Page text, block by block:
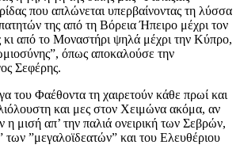
που απλώνεται υπερβαίνοντας τη λύσσα
της από τη Βόρεια Ήπειρο μέχρι τον
κι από το Μοναστήρι ψηλά μέχρι την Κύπρο,
όπως αποκαλούσε την
Σεφέρης.
του Φαέθοντα τη χαιρετούν κάθε πρωί και
και μες στον Χειμώνα ακόμα, αν
η μισή απ’ την παλιά ονειρική των Σεβρών,
των ”μεγαλοϊδεατών” και του Ελευθέριου